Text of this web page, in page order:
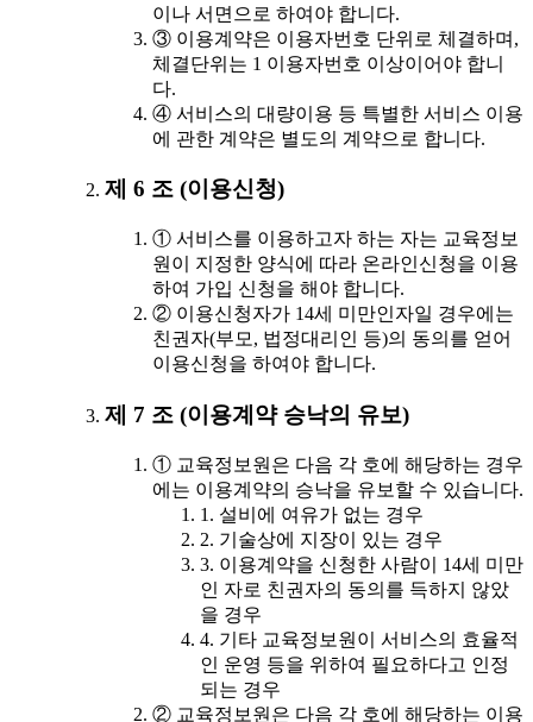
이나 서면으로 하여야 합니다.
③ 이용계약은 이용자번호 단위로 체결하며,
체결단위는 1 이용자번호 이상이어야 합니
다.
④ 서비스의 대량이용 등 특별한 서비스 이용
에 관한 계약은 별도의 계약으로 합니다.
제 6 조 (이용신청)
① 서비스를 이용하고자 하는 자는 교육정보
원이 지정한 양식에 따라 온라인신청을 이용
하여 가입 신청을 해야 합니다.
② 이용신청자가 14세 미만인자일 경우에는
친권자(부모, 법정대리인 등)의 동의를 얻어
이용신청을 하여야 합니다.
제 7 조 (이용계약 승낙의 유보)
① 교육정보원은 다음 각 호에 해당하는 경우
에는 이용계약의 승낙을 유보할 수 있습니다.
1. 설비에 여유가 없는 경우
2. 기술상에 지장이 있는 경우
3. 이용계약을 신청한 사람이 14세 미만
인 자로 친권자의 동의를 득하지 않았
을 경우
4. 기타 교육정보원이 서비스의 효율적
인 운영 등을 위하여 필요하다고 인정
되는 경우
② 교육정보원은 다음 각 호에 해당하는 이용